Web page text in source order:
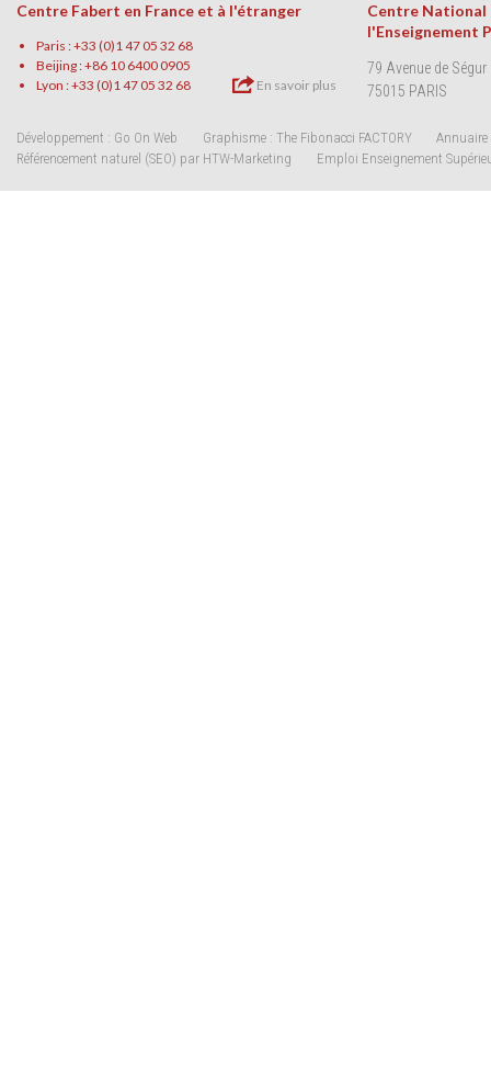
Centre Fabert en France et à l'étranger
Paris : +33 (0)1 47 05 32 68
Beijing : +86 10 6400 0905
Lyon : +33 (0)1 47 05 32 68
En savoir plus
Centre National
l'Enseignement
79 Avenue de Ségur
75015 PARIS
Développement : Go On Web Graphisme : The Fibonacci FACTORY
Annuaire
Référencement naturel (SEO) par HTW-Marketing
Emploi Enseignement